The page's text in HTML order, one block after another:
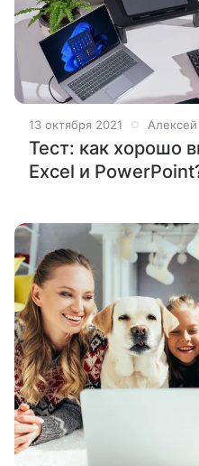
13 октября 2021
Тест: как хорошо
Excel и